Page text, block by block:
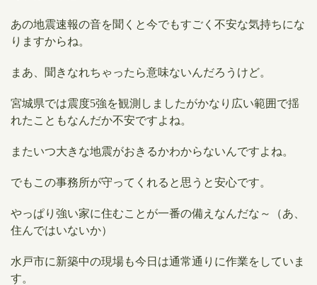
あの地震速報の音を聞くと今でもすごく不安な気持ちにな
りますからね。
まあ、聞きなれちゃったら意味ないんだろうけど。
宮城県では震度5強を観測しましたがかなり広い範囲で揺
れたこともなんだか不安ですよね。
またいつ大きな地震がおきるかわからないんですよね。
でもこの事務所が守ってくれると思うと安心です。
やっぱり強い家に住むことが一番の備えなんだな～（あ、
住んではいないか）
水戸市に新築中の現場も今日は通常通りに作業をしていま
す。